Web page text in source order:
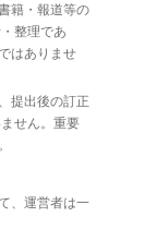
籍・報道等の
整理であ
はありませ
提出後の訂正
せん。重要
、運営者は一